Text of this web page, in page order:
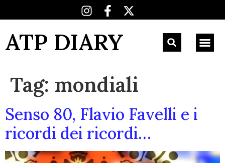
ATP DIARY
Tag: mondiali
Senso 80, Flavio Favelli e i
ricordi dei ricordi…